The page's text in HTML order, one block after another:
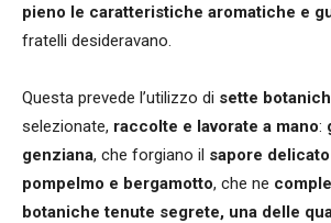
pieno le caratteristiche aromatiche e
fratelli desideravano.
Questa prevede l’utilizzo di sette
selezionate, raccolte e lavorate a mano:
genziana, che forgiano il sapore delicato
pompelmo e bergamotto, che ne
botaniche tenute segrete, una delle